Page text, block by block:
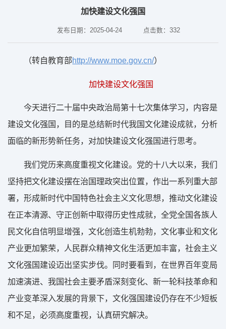
加快建设文化强国
发布日期：2025-04-24 点击数： 332
（转自教育部http://www.moe.gov.cn/）
加快建设文化强国
今天进行二十届中央政治局第十七次集体学习，内容是
建设文化强国，目的是总结新时代我国文化建设成就，分析
面临的新形势新任务，对加快建设文化强国进行思考。
我们党历来高度重视文化建设。党的十八大以来，我们
坚持把文化建设摆在治国理政突出位置，作出一系列重大部
署，形成新时代中国特色社会主义文化思想，推动文化建设
在正本清源、守正创新中取得历史性成就，全党全国各族人
民文化自信明显增强，文化创造生机勃勃，文化事业和文化
产业更加繁荣，人民群众精神文化生活更加丰富，社会主义
文化强国建设迈出坚实步伐。同时要看到，在世界百年变局
加速演进、我国社会主要矛盾深刻变化、新一轮科技革命和
产业变革深入发展的背景下，文化强国建设仍存在不少短板
和不足，必须高度重视，认真研究解决。